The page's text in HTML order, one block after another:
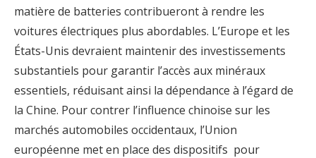
matière de batteries contribueront à rendre les
voitures électriques plus abordables. L’Europe et les
États-Unis devraient maintenir des investissements
substantiels pour garantir l’accès aux minéraux
essentiels, réduisant ainsi la dépendance à l’égard de
la Chine. Pour contrer l’influence chinoise sur les
marchés automobiles occidentaux, l’Union
européenne met en place des dispositifs pour